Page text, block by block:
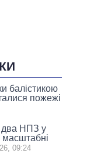
балістикою
пожежі
два НПЗ у
масштабні
09:24